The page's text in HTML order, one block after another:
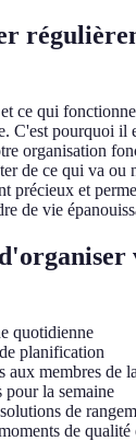
ce qui
C'est pourquoi il
organisation
de ce qui va ou
précieux et
de vie
quotidienne
planification
aux membres de
pour la semaine
de
de qualité